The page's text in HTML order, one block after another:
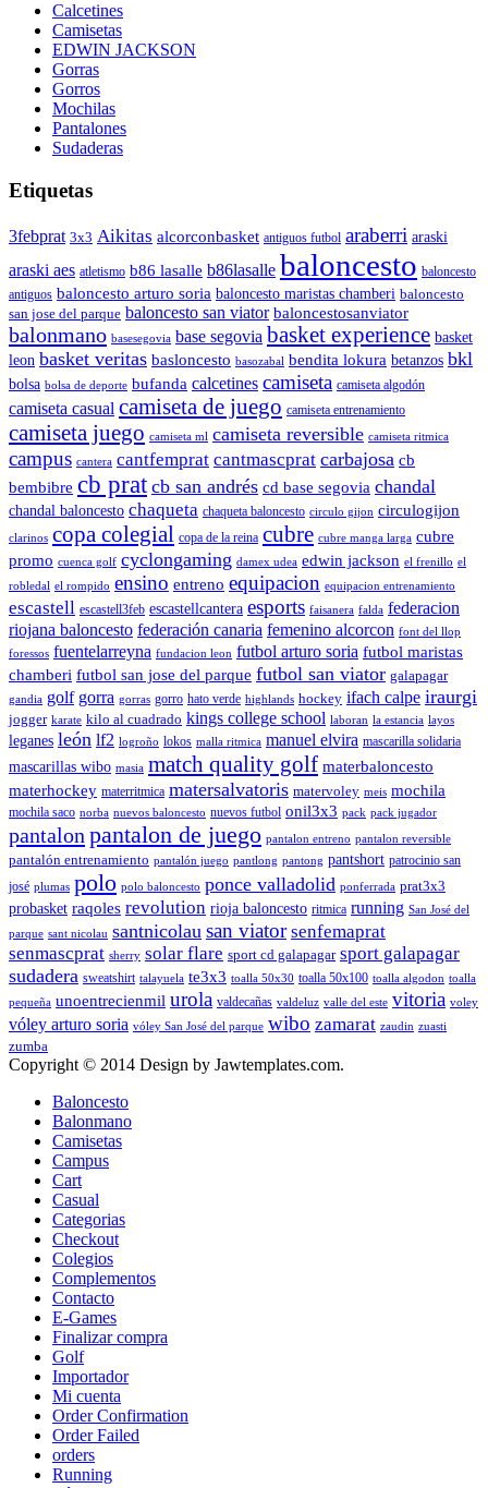
Calcetines
Camisetas
EDWIN JACKSON
Gorras
Gorros
Mochilas
Pantalones
Sudaderas
Etiquetas
3febprat 3x3 Aikitas alcorconbasket antiguos futbol araberri araski
araski aes atletismo b86 lasalle b86lasalle baloncesto baloncesto
antiguos baloncesto arturo soria baloncesto maristas chamberi baloncesto
san jose del parque baloncesto san viator baloncestosanviator
balonmano basesegovia base segovia basket experience basket
leon basket veritas basloncesto basozabal bendita lokura betanzos bkl
bolsa bolsa de deporte bufanda calcetines camiseta camiseta algodón
camiseta casual camiseta de juego camiseta entrenamiento
camiseta juego camiseta ml camiseta reversible camiseta ritmica
campus cantera cantfemprat cantmascprat carbajosa cb
bembibre cb prat cb san andrés cd base segovia chandal
chandal baloncesto chaqueta chaqueta baloncesto circulo gijon circulogijon
clarinos copa colegial copa de la reina cubre cubre manga larga cubre
promo cuenca golf cyclongaming damex udea edwin jackson el frenillo el
robledal el rompido ensino entreno equipacion equipacion entrenamiento
escastell escastell3feb escastellcantera esports faisanera falda federacion
riojana baloncesto federación canaria femenino alcorcon font del llop
foressos fuentelarreyna fundacion leon futbol arturo soria futbol maristas
chamberi futbol san jose del parque futbol san viator galapagar
gandia golf gorra gorras gorro hato verde highlands hockey ifach calpe iraurgi
jogger karate kilo al cuadrado kings college school laboran la estancia layos
leganes león lf2 logroño lokos malla ritmica manuel elvira mascarilla solidaria
mascarillas wibo masia match quality golf materbaloncesto
materhockey materritmica matersalvatoris matervoley meis mochila
mochila saco norba nuevos baloncesto nuevos futbol onil3x3 pack pack jugador
pantalon pantalon de juego pantalon entreno pantalon reversible
pantalón entrenamiento pantalón juego pantlong pantong pantshort patrocinio san
josé plumas polo polo baloncesto ponce valladolid ponferrada prat3x3
probasket raqoles revolution rioja baloncesto ritmica running San José del
parque sant nicolau santnicolau san viator senfemaprat
senmascprat sherry solar flare sport cd galapagar sport galapagar
sudadera sweatshirt talayuela te3x3 toalla 50x30 toalla 50x100 toalla algodon toalla
pequeña unoentrecienmil urola valdecañas valdeluz valle del este vitoria voley
vóley arturo soria vóley San José del parque wibo zamarat zaudin zuasti
zumba
Copyright © 2014 Design by Jawtemplates.com.
Baloncesto
Balonmano
Camisetas
Campus
Cart
Casual
Categorias
Checkout
Colegios
Complementos
Contacto
E-Games
Finalizar compra
Golf
Importador
Mi cuenta
Order Confirmation
Order Failed
orders
Running